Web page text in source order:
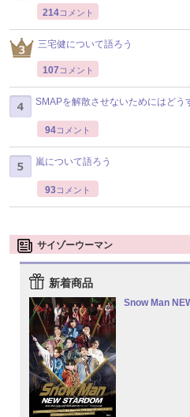
214コメント
三宅健について語ろう
107 コメント
SMAPを解散させないためにはどう
94コメント
嵐について語ろう
93コメント
サイゾーウーマン
新着商品
Snow Man